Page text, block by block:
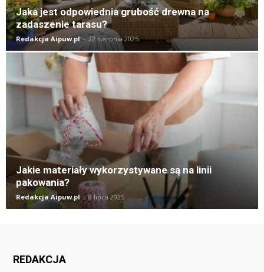
Jaka jest odpowiednia grubość drewna na
zadaszenie tarasu?
Redakcja Aipuw.pl - 22 sierpnia 2025
Jakie materiały wykorzystywane są na linii
pakowania?
Redakcja Aipuw.pl - 8 lipca 2025
REDAKCJA